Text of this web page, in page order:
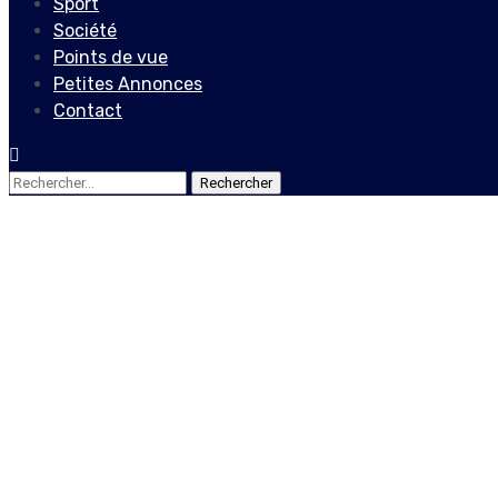
Société
Points de vue
Petites Annonces
Contact
Rechercher :